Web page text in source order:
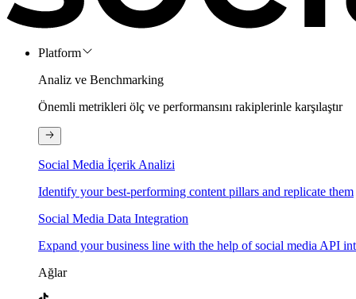
Platform
Analiz ve Benchmarking
Önemli metrikleri ölç ve performansını rakiplerinle karşılaştır
Social Media İçerik Analizi
Identify your best-performing content pillars and replicate them
Social Media Data Integration
Expand your business line with the help of social media API
Ağlar